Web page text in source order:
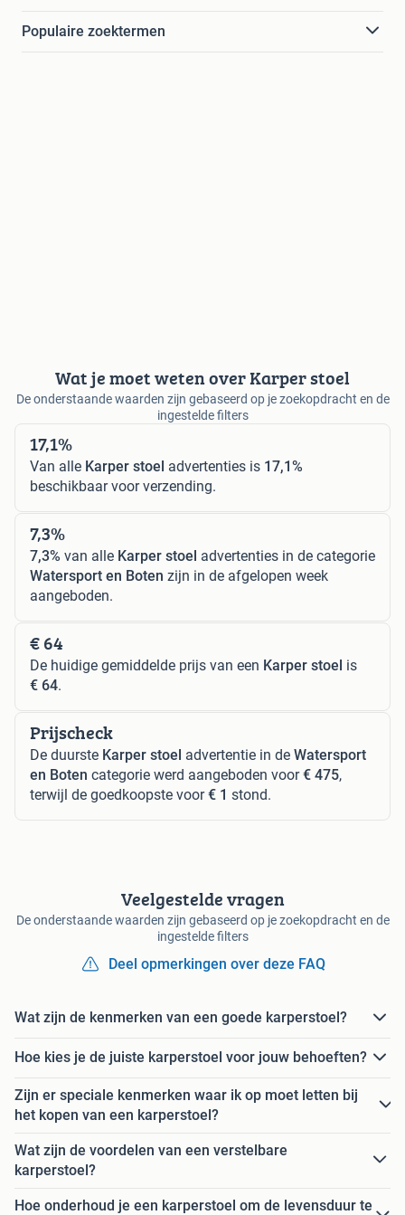
Populaire zoektermen
Wat je moet weten over Karper stoel
De onderstaande waarden zijn gebaseerd op je zoekopdracht en de
ingestelde filters
17,1%
Van alle Karper stoel advertenties is 17,1%
beschikbaar voor verzending.
7,3%
7,3% van alle Karper stoel advertenties in de categorie
Watersport en Boten zijn in de afgelopen week
aangeboden.
€ 64
De huidige gemiddelde prijs van een Karper stoel is
€ 64.
Prijscheck
De duurste Karper stoel advertentie in de Watersport
en Boten categorie werd aangeboden voor€ 475,
terwijl de goedkoopste voor€ 1 stond.
Veelgestelde vragen
De onderstaande waarden zijn gebaseerd op je zoekopdracht en de
ingestelde filters
Deel opmerkingen over deze FAQ
Wat zijn de kenmerken van een goede karperstoel?
Hoe kies je de juiste karperstoel voor jouw behoeften?
Zijn er speciale kenmerken waar ik op moet letten bij
het kopen van een karperstoel?
Wat zijn de voordelen van een verstelbare
karperstoel?
Hoe onderhoud je een karperstoel om de levensduur te